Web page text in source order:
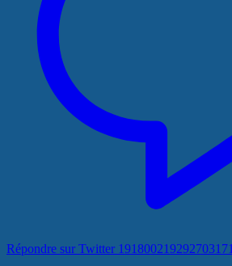
Répondre sur Twitter